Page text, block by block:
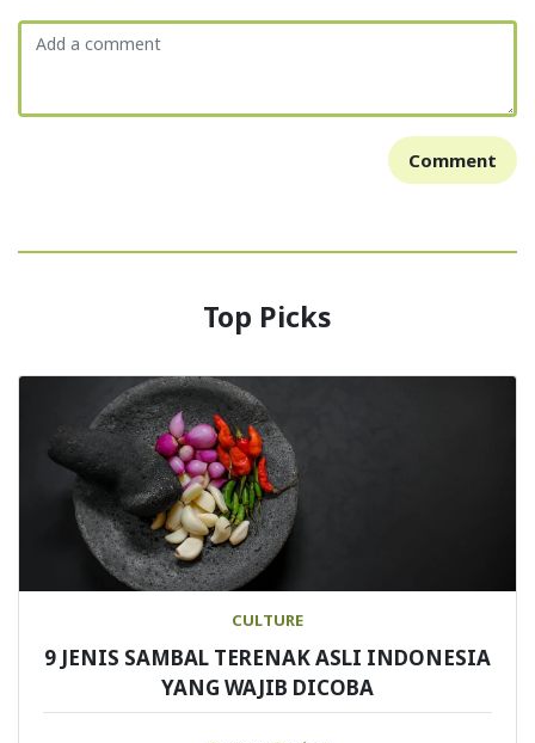
Comment
Top Picks
CULTURE
9 JENIS SAMBAL TERENAK ASLI INDONESIA
YANG WAJIB DICOBA